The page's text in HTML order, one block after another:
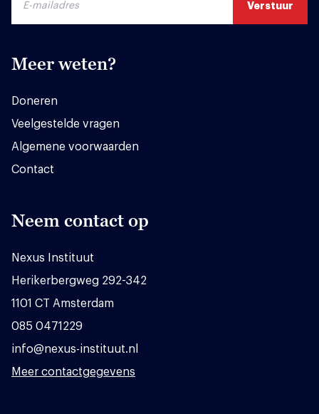
Meer weten?
Doneren
Veelgestelde vragen
Algemene voorwaarden
Contact
Neem contact op
Nexus Instituut
Herikerbergweg 292-342
1101 CT Amsterdam
085 0471229
info@nexus-instituut.nl
Meer contactgegevens